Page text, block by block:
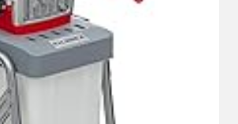
A,
LEISE
ROBUST
WARTUNGSARM,
STARKE